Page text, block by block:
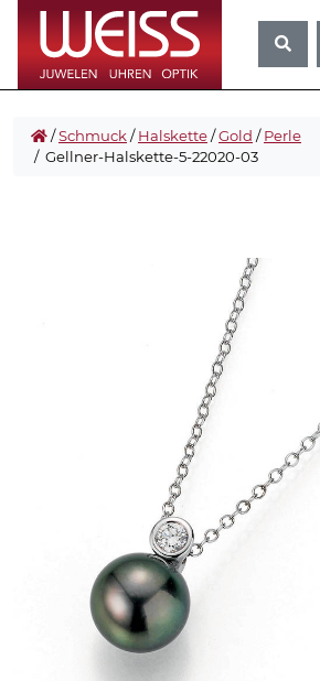
/Schmuck/Halskette/Gold /Perle
/ Gellner-Halskette-5-22020-03